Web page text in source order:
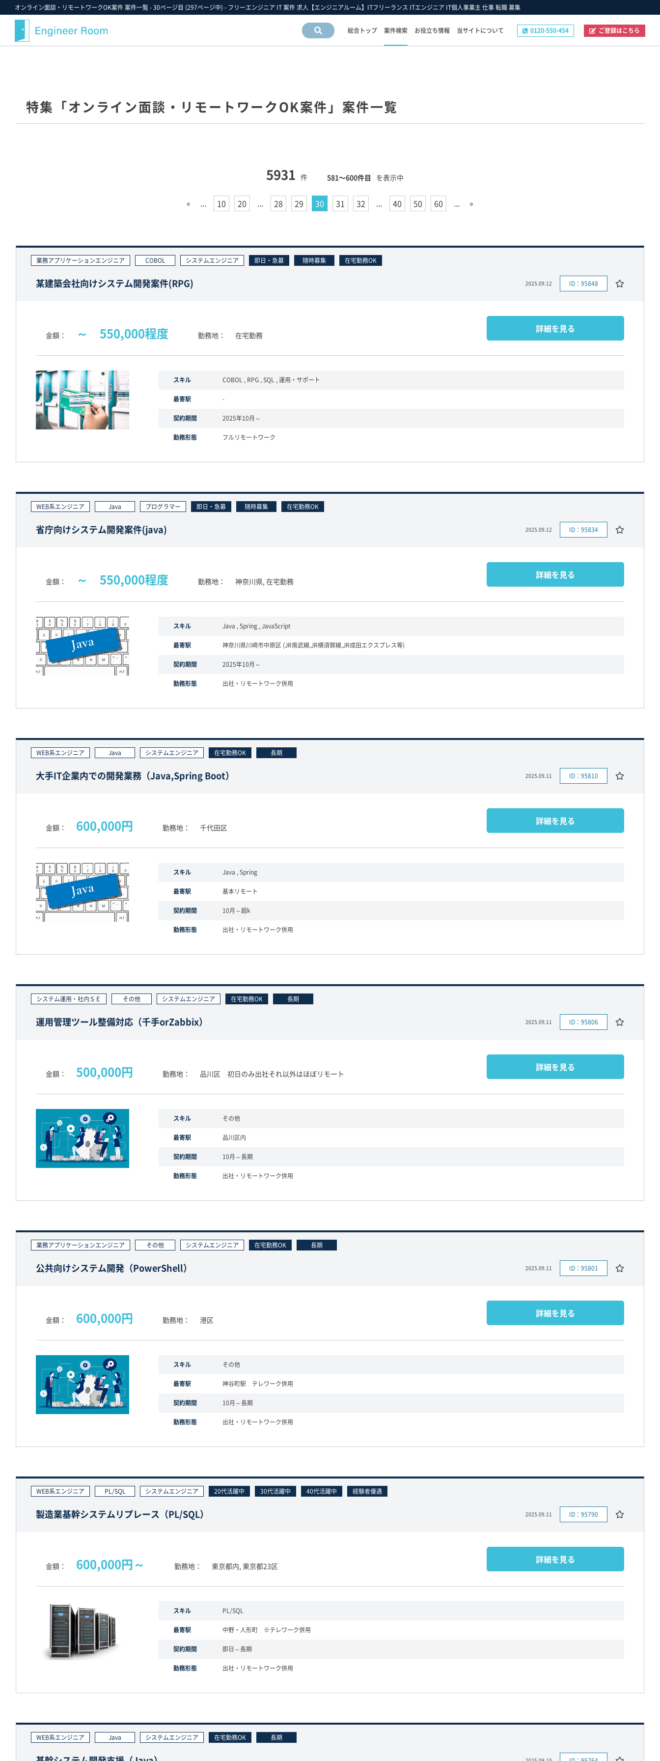
オンライン面談・リモートワークOK案件 案件一覧 - 30ページ目 (297ページ中) - フリーエンジニア IT 案件 求人【エンジニアルーム】ITフリーランス ITエンジニア IT個人事業主 仕事 転職 募集
総合トップ 案件検索
金額から探す
業界・業種から探す
業界・業種の動向
職種の動向
お役立ち情報
案件決定速報
お役立ちツールダウンロード
フリーランス 豆知識
フリーエンジニア 働き方の手引き
当サイトについて
就業までのフロー
ご紹介案件の例
アクセスマップ
採用情報
企業の採用ご担当者様へ
0120-550-454 ご登録はこちら
特集「オンライン面談・リモートワークOK案件」案件一覧
5931 件 581〜600件目 を表示中
« ... 10 20 ... 28 29 30 31 32 ... 40 50 60 ... »
業務アプリケーションエンジニア COBOL システムエンジニア 即日・急募 随時募集 在宅勤務OK
某建築会社向けシステム開発案件(RPG) 2025.09.12 ID：95848
金額 ～ 550,000程度 勤務地 在宅勤務
詳細を見る
スキル COBOL , RPG , SQL , 運用・サポート
最寄駅 -
契約期間 2025年10月～
勤務形態 フルリモートワーク
WEB系エンジニア Java プログラマー 即日・急募 随時募集 在宅勤務OK
省庁向けシステム開発案件(java) 2025.09.12 ID：95834
金額 ～ 550,000程度 勤務地 神奈川県, 在宅勤務
詳細を見る
スキル Java , Spring , JavaScript
最寄駅 神奈川県川崎市中原区 (JR南武線,JR横須賀線,JR成田エクスプレス等)
契約期間 2025年10月～
勤務形態 出社・リモートワーク併用
WEB系エンジニア Java システムエンジニア 在宅勤務OK 長期
大手IT企業内での開発業務（Java,Spring Boot） 2025.09.11 ID：95810
金額 600,000円 勤務地 千代田区
詳細を見る
スキル Java , Spring
最寄駅 基本リモート
契約期間 10月～超k
勤務形態 出社・リモートワーク併用
システム運用・社内ＳＥ その他 システムエンジニア 在宅勤務OK 長期
運用管理ツール整備対応（千手orZabbix） 2025.09.11 ID：95806
金額 500,000円 勤務地 品川区 初日のみ出社それ以外はほぼリモート
詳細を見る
スキル その他
最寄駅 品川区内
契約期間 10月～長期
勤務形態 出社・リモートワーク併用
業務アプリケーションエンジニア その他 システムエンジニア 在宅勤務OK 長期
公共向けシステム開発（PowerShell） 2025.09.11 ID：95801
金額 600,000円 勤務地 港区
詳細を見る
スキル その他
最寄駅 神谷町駅 テレワーク併用
契約期間 10月～長期
勤務形態 出社・リモートワーク併用
WEB系エンジニア PL/SQL システムエンジニア 20代活躍中 30代活躍中 40代活躍中 経験者優遇
製造業基幹システムリプレース（PL/SQL） 2025.09.11 ID：95790
金額 600,000円～ 勤務地 東京都内, 東京都23区
詳細を見る
スキル PL/SQL
最寄駅 中野・人形町 ※テレワーク併用
契約期間 即日～長期
勤務形態 出社・リモートワーク併用
WEB系エンジニア Java システムエンジニア 在宅勤務OK 長期